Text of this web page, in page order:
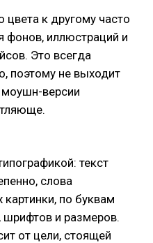
цвета к другому часто
фонов, иллюстраций и
Это всегда
поэтому не выходит
моушн-версии
текст
слова
по буквам
шрифтов и размеров.
от цели, стоящей